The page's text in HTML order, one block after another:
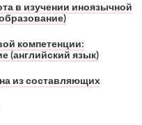
в изучении иноязычной
компетенции:
(английский язык)
из составляющих